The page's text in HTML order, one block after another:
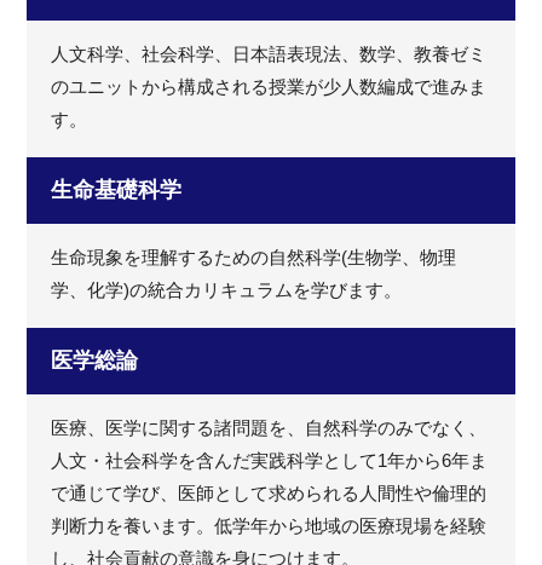
人文科学、社会科学、日本語表現法、数学、教養ゼミ
のユニットから構成される授業が少人数編成で進みま
す。
生命基礎科学
生命現象を理解するための自然科学(生物学、物理
学、化学)の統合カリキュラムを学びます。
医学総論
医療、医学に関する諸問題を、自然科学のみでなく、
人文・社会科学を含んだ実践科学として1年から6年ま
で通じて学び、医師として求められる人間性や倫理的
判断力を養います。低学年から地域の医療現場を経験
し、社会貢献の意識を身につけます。